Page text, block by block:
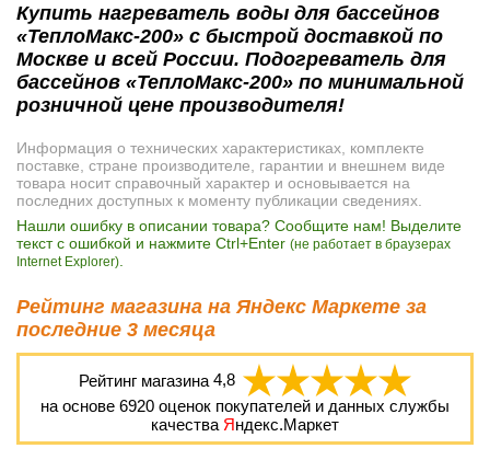
Купить нагреватель воды для бассейнов
«ТеплоМакс-200» с быстрой доставкой по
Москве и всей России. Подогреватель для
бассейнов «ТеплоМакс-200» по минимальной
розничной цене производителя!
Информация о технических характеристиках, комплекте
поставке, стране производителе, гарантии и внешнем виде
товара носит справочный характер и основывается на
последних доступных к моменту публикации сведениях.
Нашли ошибку в описании товара? Сообщите нам! Выделите
текст с ошибкой и нажмите Ctrl+Enter (не работает в браузерах
Internet Explorer)
Рейтинг магазина на Яндекс Маркете за
последние 3 месяца
Рейтинг магазина 4,8
на основе 6920 оценок покупателей и данных службы
качества Яндекс.Маркет